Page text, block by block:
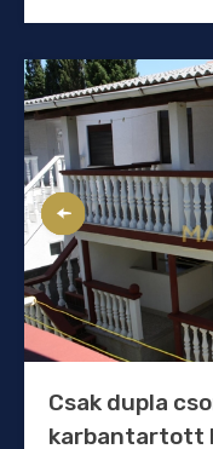
Csak dupla
karbantartott